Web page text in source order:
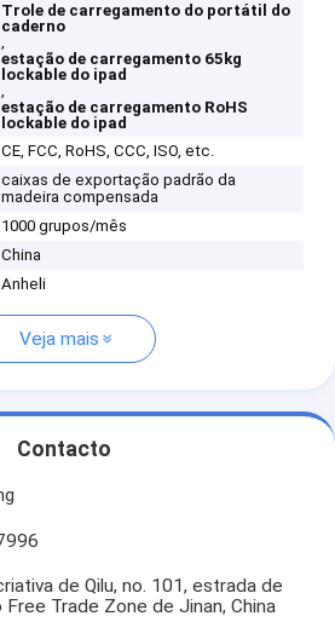
Trole de carregamento do portátil do
caderno
,
estação de carregamento 65kg
lockable do ipad
,
estação de carregamento RoHS
lockable do ipad
CE, FCC, RoHS, CCC, ISO, etc.
caixas de exportação padrão da
madeira compensada
1000 grupos/mês
China
Anheli
Veja mais
Contacto
de Qilu, no. 101, estrada de
Trade Zone de Jinan, China